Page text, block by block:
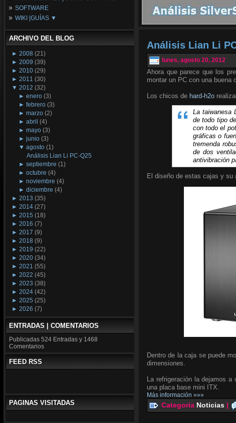
Refrigeración
Tarjetas Gráficas
Redes
Configuraciones Ordenadores
Guías de Compras
SOFTWARE
WIKI |GUÍAS ▼
Wikipedia
ARCHIVO DEL BLOG
► 2008 (21)
► 2009 (39)
► 2010 (29)
► 2011 (30)
▼ 2012 (32)
►enero (3)
►febrero (3)
►marzo (2)
►abril (4)
►mayo (3)
►junio (3)
▼agosto (1)
Análisis Lian Li PC-Q25
►septiembre (1)
►octubre (4)
►noviembre (4)
►diciembre (4)
► 2013 (35)
► 2014 (27)
► 2015 (18)
► 2016 (7)
► 2017 (9)
► 2018 (9)
► 2019 (22)
► 2020 (34)
► 2021 (55)
► 2022 (45)
► 2023 (38)
► 2024 (42)
► 2025 (25)
► 2026 (7)
ENTRADAS | COMENTARIOS
Publicadas 524 Entradas y 1468
Comentarios
FEED RSS
PAGINAS VISITADAS
Análisis Lian Li
lunes, agosto 20, 2012
Ahora que parece que los
montar un PC con una buena
Los chicos de hard-h2o
La taiwanesa
de todo tipo
con todo el
gráficas o
tremenda
de dos
antivibración
El diseño de estas cajas y su
Dentro de la caja se puede
dimensiones.
La refrigeración la dejamos
una placa base mini ITX.
Más información »»»
Categoria Noticias |